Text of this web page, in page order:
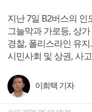
지난 7일 B2버스의 인
그늘막과 가로등, 상
경찰, 폴리스라인 유
시민사회 및 상권, 사
이희택 기자